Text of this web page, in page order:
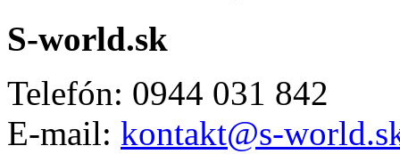
S-world.sk
Telefón: 0944 031 842
E-mail: kontakt@s-